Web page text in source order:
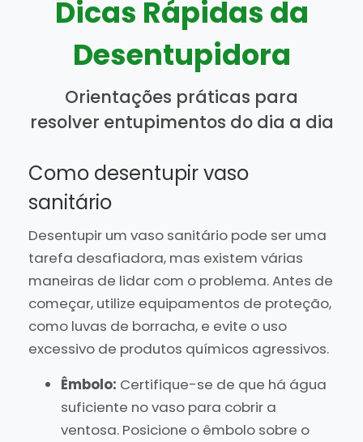
Dicas Rápidas da
Desentupidora
Orientações práticas para
resolver entupimentos do dia a dia
Como desentupir vaso
sanitário
Desentupir um vaso sanitário pode ser uma
tarefa desafiadora, mas existem várias
maneiras de lidar com o problema. Antes de
começar, utilize equipamentos de proteção,
como luvas de borracha, e evite o uso
excessivo de produtos químicos agressivos.
Êmbolo: Certifique-se de que há água
suficiente no vaso para cobrir a
ventosa. Posicione o êmbolo sobre o